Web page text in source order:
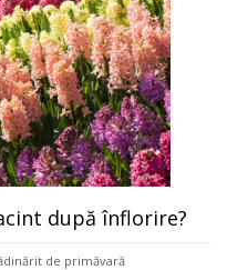
după înflorire?
de primăvară